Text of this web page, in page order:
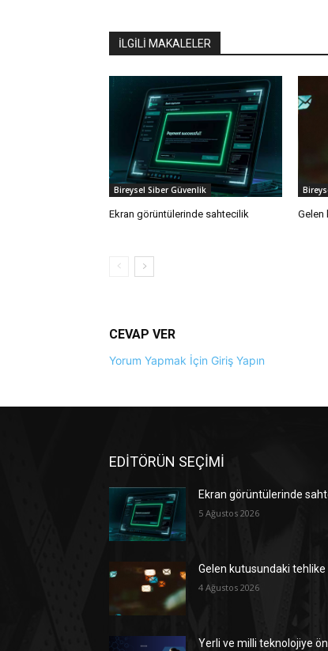
İLGİLİ MAKALELER
Bireysel Siber Güvenlik
Ekran görüntülerinde sahtecilik Gelen
CEVAP VER
Yorum Yapmak İçin Giriş Yapın
EDİTÖRÜN SEÇİMİ
Ekran görüntülerinde
5 Ağustos 2026
Gelen kutusundaki tehlike
4 Ağustos 2026
Yerli ve milli teknolojiye